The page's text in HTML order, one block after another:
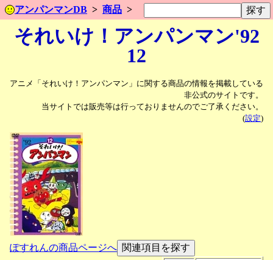
アンパンマンDB 商品
それいけ！アンパンマン'92
12
アニメ「それいけ！アンパンマン」に関する商品の情報を掲載している
非公式のサイトです。
当サイトでは販売等は行っておりませんのでご了承ください。
(設定)
ぽすれんの商品ページへ